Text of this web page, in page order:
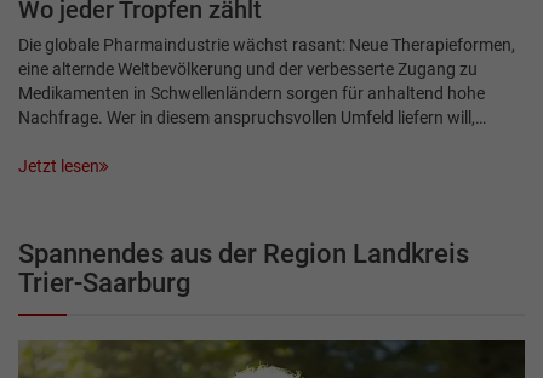
Wo jeder Tropfen zählt
Die globale Pharmaindustrie wächst rasant: Neue Therapieformen,
eine alternde Weltbevölkerung und der verbesserte Zugang zu
Medikamenten in Schwellenländern sorgen für anhaltend hohe
Nachfrage. Wer in diesem anspruchsvollen Umfeld liefern will,…
Jetzt lesen
Spannendes aus der Region Landkreis
Trier-Saarburg